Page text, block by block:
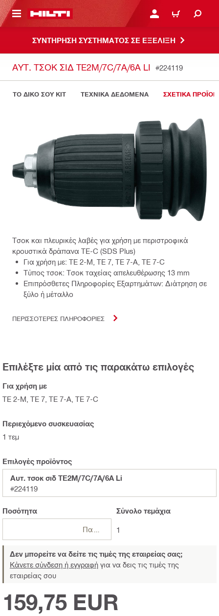
ΕΛΕΓΞΕΙΣ ΤΟ ΠΑΚΕΤΟ ΠΟΥ ΕΧΕΙΣ ΦΤΙΑΞΕΙ ΚΆΝΕ ΣΎΝΔΕΣΗ Ή
ΚΑΛΆΘΙ
ΣΥΝΤΗΡΗΣΗ ΣΥΣΤΗΜΑΤΟΣ ΣΕ ΕΞΕΛΙΞΗ
ΑΥΤ. ΤΣΟΚ ΣΙΔ TE2M/7C/7A/6A LI #224119
ΤΟ ΔΙΚΟ ΣΟΥ KIT ΤΕΧΝΙΚΑ ΔΕΔΟΜΕΝΑ ΣΧΕΤΙΚΑ
Τσοκ και πλευρικές λαβές για χρήση με περιστροφικά
κρουστικά δράπανα TE-C (SDS Plus)
Για χρήση με: TE 2-M, TE 7, TE 7-A, TE 7-C
Τύπος τσοκ: Τσοκ ταχείας απελευθέρωσης 13 mm
Επιπρόσθετες Πληροφορίες Εξαρτημάτων: Διάτρηση σε
ξύλο ή μέταλλο
ΠΕΡΙΣΣΟΤΕΡΕΣ ΠΛΗΡΟΦΟΡΙΕΣ
Επιλέξτε μία από τις παρακάτω επιλογές
Για χρήση με
TE 2-M, TE 7, TE 7-A, TE 7-C
Περιεχόμενο συσκευασίας
1 τεμ
Επιλογές προϊόντος
Αυτ. τσοκ σιδ TE2M/7C/7A/6A Li
#224119
Ποσότητα Σύνολοτεμάχια
1
Δεν μπορείτε να δείτε τις τιμές της εταιρείας σας;
Κάνετε σύνδεση ή εγγραφή για να δεις τις τιμές της
εταιρείας σου
159,75 EUR